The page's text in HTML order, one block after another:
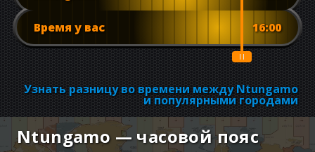
Время у вас 16:00
Узнать разницу во времени между Ntungamo
и популярными городами
Ntungamo — часовой пояс